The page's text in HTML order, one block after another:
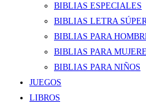
BIBLIAS ESPECIALES
BIBLIAS LETRA
BIBLIAS PARA
BIBLIAS PARA
BIBLIAS PARA NIÑOS
JUEGOS
LIBROS